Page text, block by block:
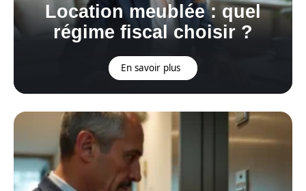
Location meublée : quel
régime fiscal choisir ?
En savoir plus